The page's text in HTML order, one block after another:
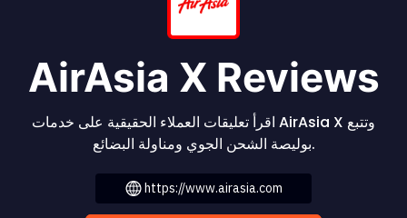
AirAsia X Reviews
اقرأ تعليقات العملاء الحقيقية على خدمات AirAsia X وتتبع
بوليصة الشحن الجوي ومناولة البضائع.
https://www.airasia.com